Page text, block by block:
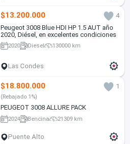
$13.200.000
4
Peugeot 3008 Blue HDI HP 1.5 AUT año
2020, Diésel, en excelentes condiciones
2020 Diesel 130000 km
Las Condes
$18.800.000 1
(Rebajado 1%)
PEUGEOT 3008 ALLURE PACK
2024 Bencina 21309 km
Puente Alto